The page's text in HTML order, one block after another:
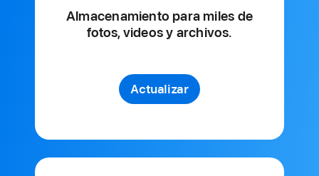
Almacenamiento para miles de
fotos, videos y archivos.
Actualizar